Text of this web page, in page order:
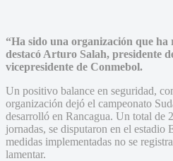
“Ha sido una organización que ha
destacó Arturo Salah, presidente
vicepresidente de Conmebol.
Un positivo balance en seguridad,
organización dejó el campeonato
desarrolló en Rancagua. Un total de
jornadas, se disputaron en el estadio
medidas implementadas no se
lamentar.